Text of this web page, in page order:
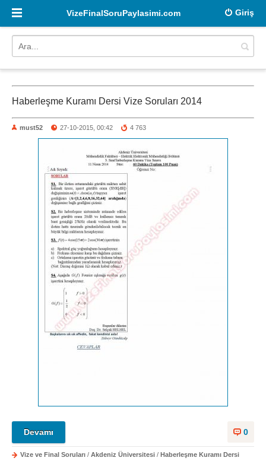
Giriş
VizeFinalSoruPaylasimi.com
Haberleşme Kuramı Dersi Vize Soruları 2014
must52 27-10-2015, 00:42 4 763
0
Devamı
Vize ve Final Soruları / Akdeniz Üniversitesi / Haberleşme Kuramı Dersi